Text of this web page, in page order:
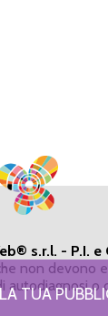
s.r.l. - P.I. e
non
o
TUA